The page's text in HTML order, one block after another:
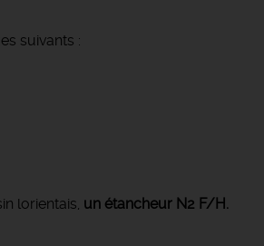
suivants :
lorientais, un étancheur N2 F/H.